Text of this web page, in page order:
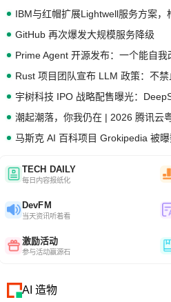
GitHub 再次爆发大规模服务降级
潮起潮落，你我仍在 | 2026 腾讯云
马斯克 AI 百科项目 Grokipedia 被
TECH DAILY
每日内容报纸化
DevFM
当天资讯听着看
激励活动
参与活动赢源石
AI 造物